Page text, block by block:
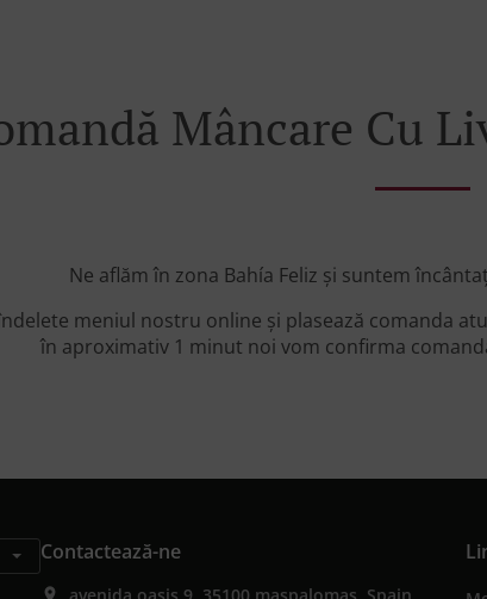
Mâncare Cu
Ne aflăm în zona Bahía Feliz și suntem
meniul nostru online și plasează comanda
în aproximativ 1 minut noi vom confirma
Contactează-ne